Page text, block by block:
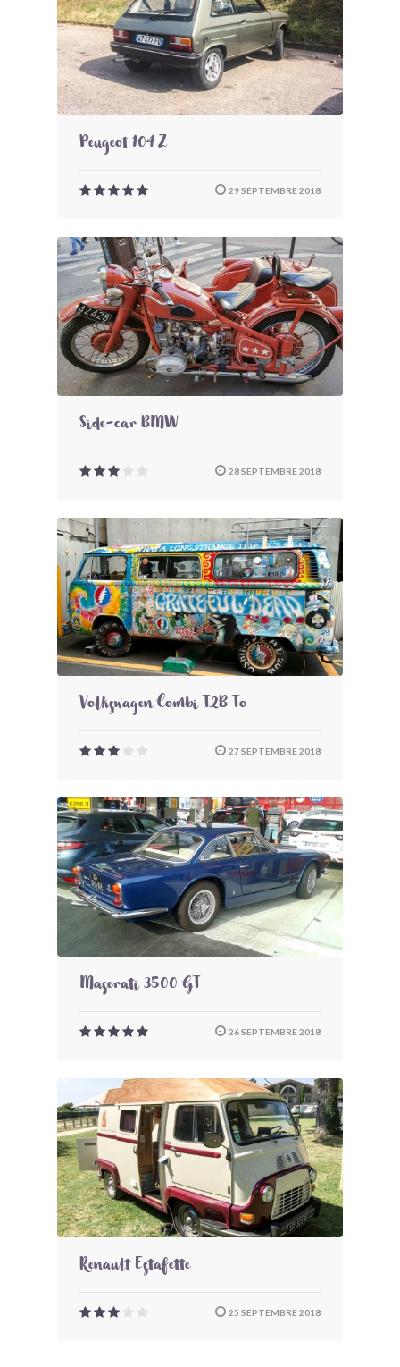
Peugeot 104 Z
29 SEPTEMBRE 2018
Side-car BMW
28 SEPTEMBRE 2018
Volkswagen Combi T2B To
27 SEPTEMBRE 2018
Maserati 3500 GT
26 SEPTEMBRE 2018
Renault Estafette
25 SEPTEMBRE 2018